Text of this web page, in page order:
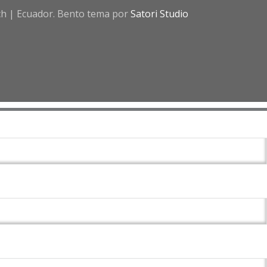
| Ecuador. Bento tema porSatori Studio